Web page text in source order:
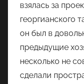
взялась за
георгианского
он был в
предыдущие
несколько не
сделали